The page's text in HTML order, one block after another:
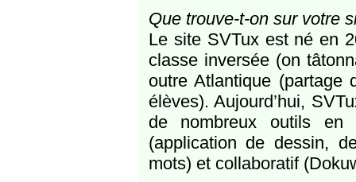
Que trouve-t-on sur votre
Le site SVTux est né en
classe inversée (on
outre Atlantique (partage
élèves). Aujourd’hui,
de nombreux outils en
(application de dessin,
mots) et collaboratif